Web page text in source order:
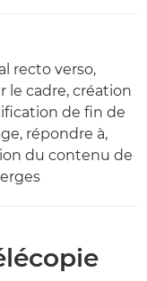
recto verso,
le cadre, création
de fin de
répondre à,
du contenu de